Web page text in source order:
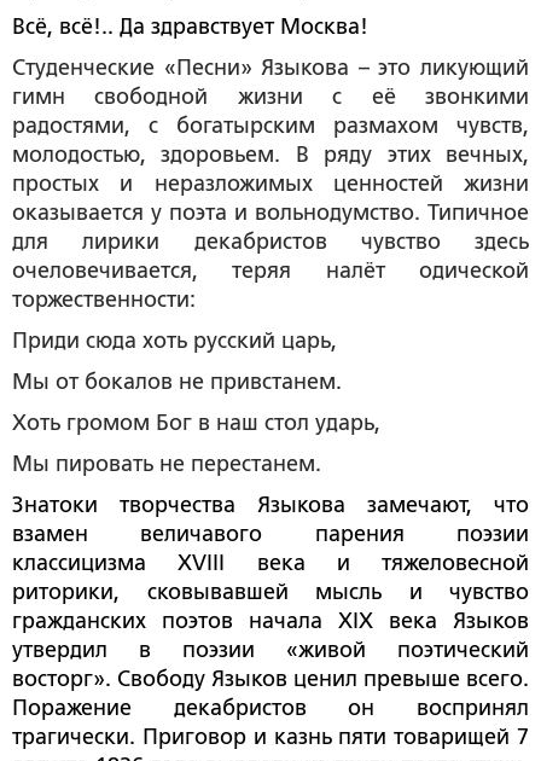
Всё, всё!.. Да здравствует Москва!
Студенческие «Песни» Языкова – это ликующий
гимн свободной жизни с её звонкими
радостями, с богатырским размахом чувств,
молодостью, здоровьем. В ряду этих вечных,
простых и неразложимых ценностей жизни
оказывается у поэта и вольнодумство. Типичное
для лирики декабристов чувство здесь
очеловечивается, теряя налёт одической
торжественности:
Приди сюда хоть русский царь,
Мы от бокалов не привстанем.
Хоть громом Бог в наш стол ударь,
Мы пировать не перестанем.
Знатоки творчества Языкова замечают, что
взамен величавого парения поэзии
классицизма XVIII века и тяжеловесной
риторики, сковывавшей мысль и чувство
гражданских поэтов начала XIX века Языков
утвердил в поэзии «живой поэтический
восторг». Свободу Языков ценил превыше всего.
Поражение декабристов он воспринял
трагически. Приговор и казнь пяти товарищей 7